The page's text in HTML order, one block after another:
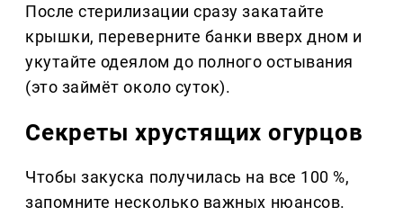
После стерилизации сразу закатайте
крышки, переверните банки вверх дном и
укутайте одеялом до полного остывания
(это займёт около суток).
Секреты хрустящих огурцов
Чтобы закуска получилась на все 100 %,
запомните несколько важных нюансов.